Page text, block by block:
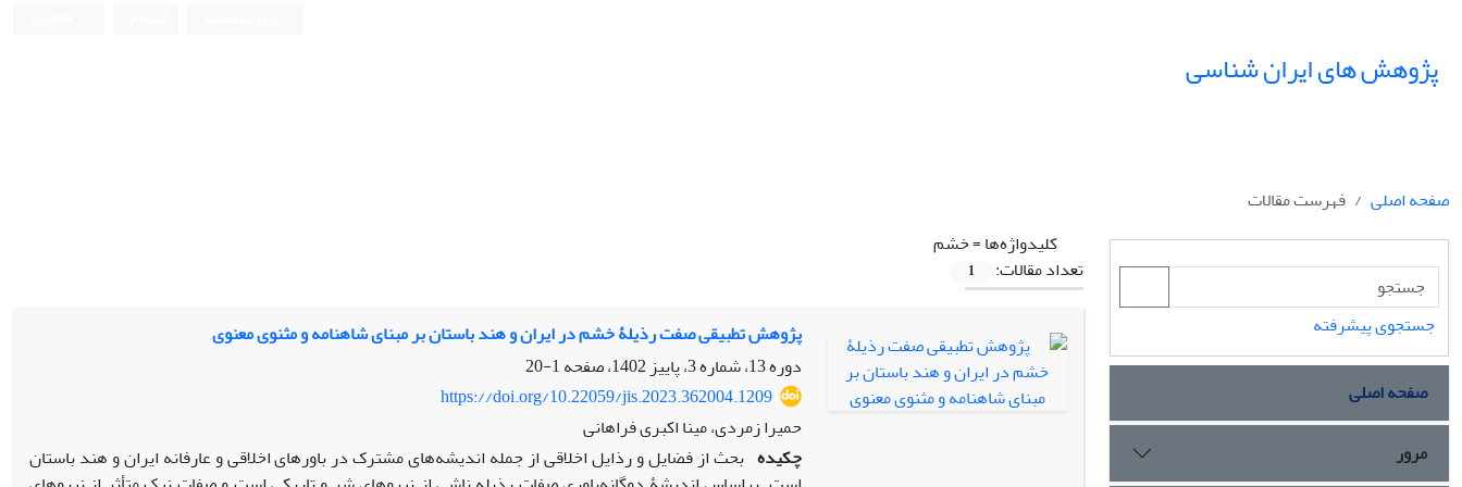
پژوهش های ایران شناسی
صفحه اصلی
فهرست مقالات
کلیدواژه‌ها =خشم
تعداد مقالات:
1
پژوهش تطبیقی صفت رذیلۀ خشم در ایران و هند باستان بر مبنای شاهنامه و مثنوی معنوی
دوره 13، شماره 3، پاییز 1402، صفحه
1-20
https://doi.org/10.22059/jis.2023.362004.1209
حمیرا زمردی، مینا اکبرى فراهانی
چکیده بحث از فضایل و رذایل اخلاقی از جمله اندیشه‌های مشترک در باورهای اخلاقی و عارفانه ایران و هند باستان
جستجوی پیشرفته
صفحه اصلی
مرور